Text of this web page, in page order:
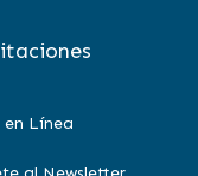
Línea